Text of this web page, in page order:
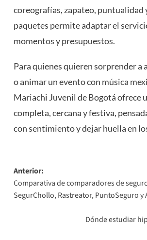
coreografías, zapateo, puntualidad
paquetes permite adaptar el
momentos y presupuestos.
Para quienes quieren sorprender a
o animar un evento con música
Mariachi Juvenil de Bogotá ofrece
completa, cercana y festiva,
con sentimiento y dejar huella en
Navegación
de
entradas
Anterior:
Comparativa de comparadores de
SegurChollo, Rastreator, PuntoSeguro y
Dónde estudiar